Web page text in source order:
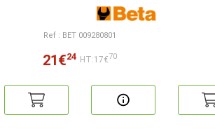
Ref : BET 009280801
21€24 HT:17€70